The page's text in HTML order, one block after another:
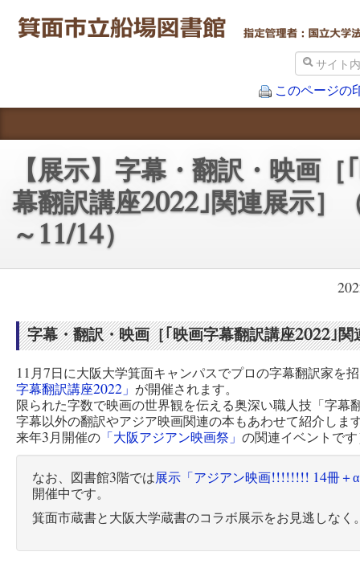
このページの
図書館をつかう
施設案内
アクセス
大阪大学外国学図書館TOP
【展示】字幕・翻訳・映画［
幕翻訳講座2022｣関連展示］
～11/14）
字幕・翻訳・映画［｢映画字幕翻訳講座2022｣関
11月7日に大阪大学箕面キャンパスでプロの字幕翻訳家を
字幕翻訳講座2022」 が開催されます。
限られた字数で映画の世界観を伝える奥深い職人技「字幕
字幕以外の翻訳やアジア映画関連の本もあわせて紹介しま
来年3月開催の 「大阪アジアン映画祭」 の関連イベントで
なお、図書館3階では展示「アジアン映画!!!!!!!! 14冊＋
開催中です。
箕面市蔵書と大阪大学蔵書のコラボ展示をお見逃しなく